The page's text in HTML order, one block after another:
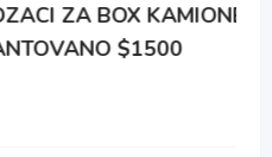
BOX KAMIONE
$1500